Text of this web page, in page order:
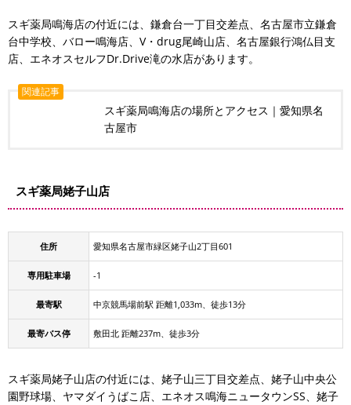
スギ薬局鳴海店の付近には、鎌倉台一丁目交差点、名古屋市立鎌倉
台中学校、バロー鳴海店、V・drug尾崎山店、名古屋銀行鴻仏目支
店、エネオスセルフDr.Drive滝の水店があります。
関連記事
スギ薬局鳴海店の場所とアクセス｜愛知県名
古屋市
スギ薬局姥子山店
住所 愛知県名古屋市緑区姥子山2丁目601
専用駐車場 -1
最寄駅 中京競馬場前駅 距離1,033m、徒歩13分
最寄バス停 敷田北 距離237m、徒歩3分
スギ薬局姥子山店の付近には、姥子山三丁目交差点、姥子山中央公
園野球場、ヤマダイうばこ店、エネオス鳴海ニュータウンSS、姥子